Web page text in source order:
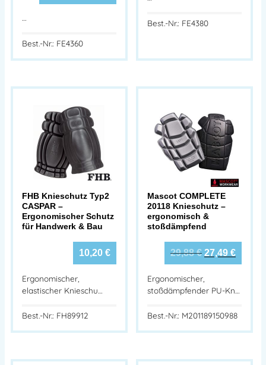
…
Best.-Nr.: FE4360
Best.-Nr.: FE4380
FHB Knieschutz Typ2
CASPAR –
Ergonomischer Schutz
für Handwerk & Bau
10,20 €
Ergonomischer,
elastischer Knieschu…
Best.-Nr.: FH89912
Mascot COMPLETE
20118 Knieschutz –
ergonomisch &
stoßdämpfend
29,88€ 27,49 €
Ergonomischer,
stoßdämpfender PU-Kn…
Best.-Nr.: M20118915 0988